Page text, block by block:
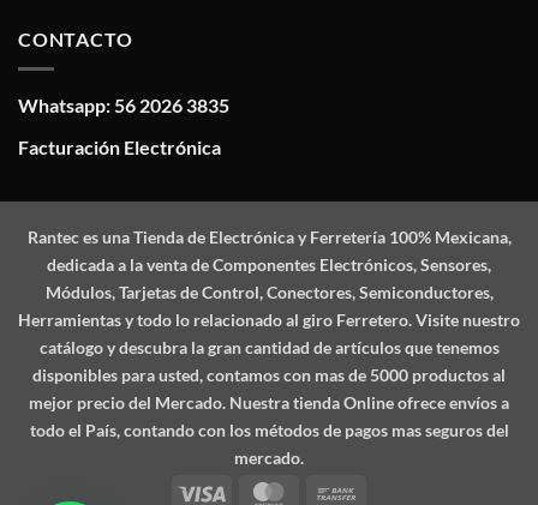
CONTACTO
Whatsapp: 56 2026 3835
Facturación Electrónica
Ranteces una Tienda de Electrónica y Ferretería 100% Mexicana,
dedicada a la venta de Componentes Electrónicos, Sensores,
Módulos, Tarjetas de Control, Conectores, Semiconductores,
Herramientas y todo lo relacionado al giro Ferretero. Visite nuestro
catálogo y descubra la gran cantidad de artículos que tenemos
disponibles para usted, contamos con mas de 5000 productos al
mejor precio del Mercado. Nuestra tienda Online ofrece envíos a
todo el País, contando con los métodos de pagos mas seguros del
mercado.
Visa
MasterCard